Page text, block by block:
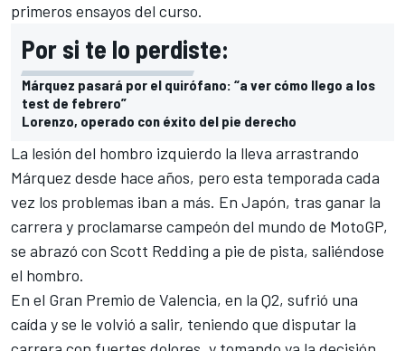
primeros ensayos del curso.
Por si te lo perdiste:
Márquez pasará por el quirófano: “a ver cómo llego a los
test de febrero”
Lorenzo, operado con éxito del pie derecho
La lesión del hombro izquierdo la lleva arrastrando
Márquez desde hace años, pero esta temporada cada
vez los problemas iban a más. En Japón, tras ganar la
carrera y proclamarse campeón del mundo de MotoGP,
se abrazó con Scott Redding a pie de pista, saliéndose
el hombro.
En el Gran Premio de Valencia, en la Q2, sufrió una
caída y se le volvió a salir, teniendo que disputar la